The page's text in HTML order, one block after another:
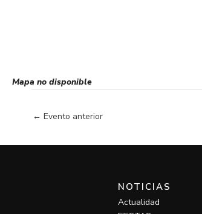
Mapa no disponible
← Evento anterior
NOTICIAS
Actualidad